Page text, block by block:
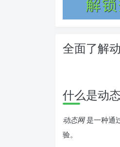
全面了解
什么是动
动态网是一种通
验。